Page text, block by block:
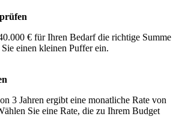
€ für Ihren Bedarf die richtige Summe
einen kleinen Puffer ein.
3 Jahren ergibt eine monatliche Rate von
Sie eine Rate, die zu Ihrem Budget